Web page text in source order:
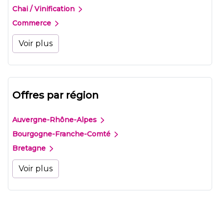
Chai / Vinification
Commerce
Voir plus
Offres par région
Auvergne-Rhône-Alpes
Bourgogne-Franche-Comté
Bretagne
Voir plus